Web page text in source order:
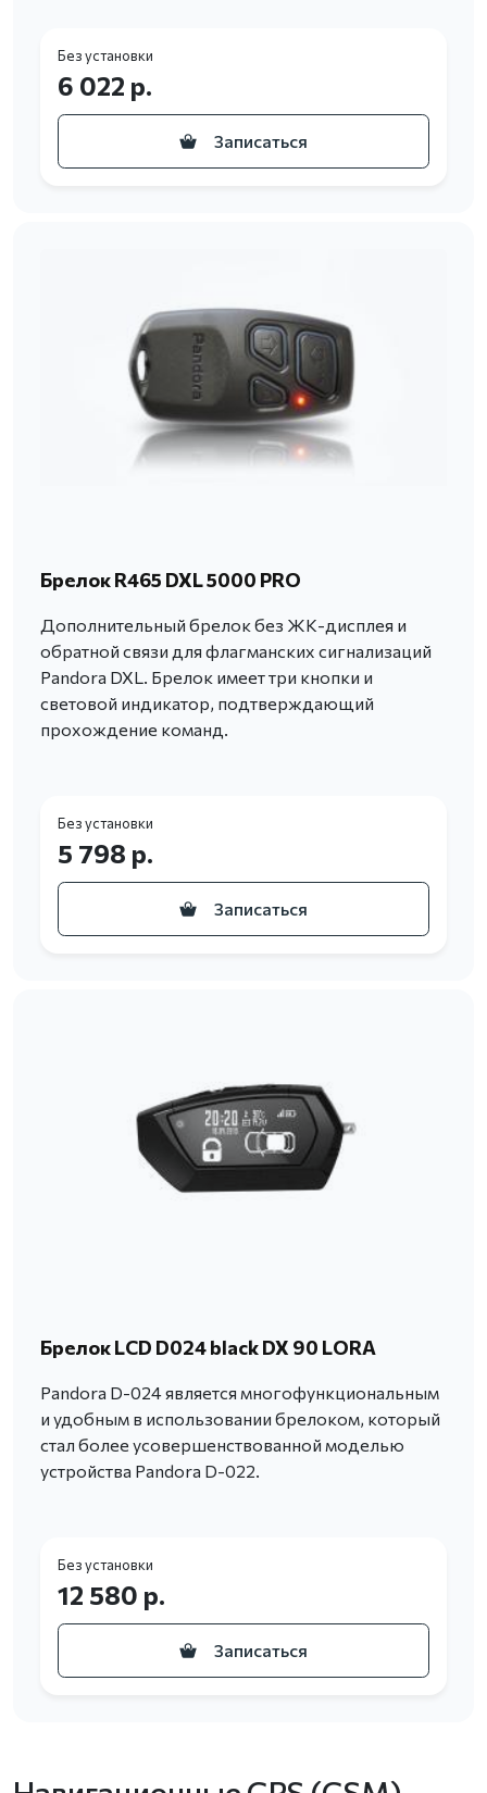
Без установки
6 022 р.
Записаться
Брелок R465 DXL 5000 PRO
Дополнительный брелок без ЖК-дисплея и
обратной связи для флагманских сигнализаций
Pandora DXL. Брелок имеет три кнопки и
световой индикатор, подтверждающий
прохождение команд.
Без установки
5 798 р.
Записаться
Брелок LCD D024 black DX 90 LORA
Pandora D-024 является многофункциональным
и удобным в использовании брелоком, который
стал более усовершенствованной моделью
устройства Pandora D-022.
Без установки
12 580 р.
Записаться